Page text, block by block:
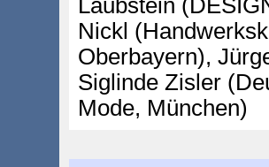
Laubstein
Nickl
Oberbayern),
Siglinde Zisler
Mode, München)